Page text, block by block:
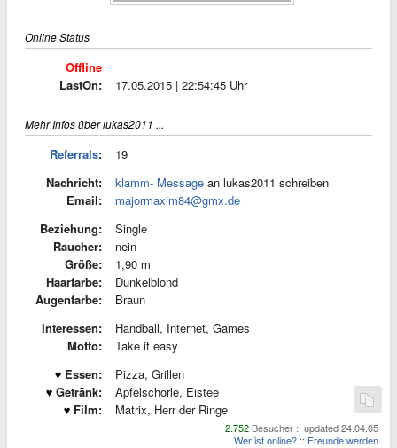
Online Status
Offline
LastOn:
17.05.2015 | 22:54:45 Uhr
Mehr Infos über lukas2011 ...
Referrals:
19
Nachricht:
klamm- Message an lukas2011 schreiben
Email:
majormaxim84@gmx.de
Beziehung:
Single
Raucher:
nein
Größe:
1,90 m
Haarfarbe:
Dunkelblond
Augenfarbe:
Braun
Interessen:
Handball, Internet, Games
Motto:
Take it easy
Essen:
Pizza, Grillen
Getränk:
Apfelschorle, Eistee
Film:
Matrix, Herr der Ringe
2.752 Besucher :: updated 24.04.05
Wer ist online? :: Freunde werden